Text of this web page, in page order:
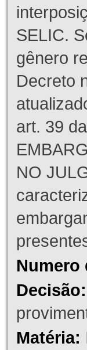
SELIC.
gênero
Decreto
art. 39
NO
Numero
Decisão:
Matéria: